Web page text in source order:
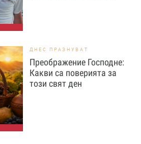
ДНЕС ПРАЗНУВАТ
Преображение Господне:
Какви са поверията за
този свят ден